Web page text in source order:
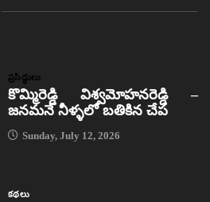
ప్రసిద్ధులు
కొమ్మిరెడ్డి విశ్వమోహనరెడ్డి –
జనమనే నీళ్ళలో బతికిన చేప
Sunday, July 12, 2026
కథలు